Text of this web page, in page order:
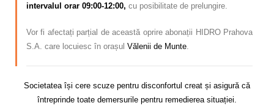
intervalul orar 09:00-12:00, cu posibilitate de prelungire.
Vor fi afectați parțial de această oprire abonații HIDRO Prahova
S.A. care locuiesc în orașul Vălenii de Munte
Societatea își cere scuze pentru disconfortul creat și asigură că
întreprinde toate demersurile pentru remedierea situației.